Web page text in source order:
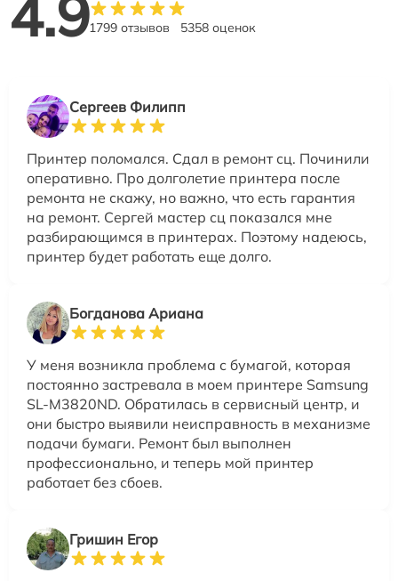
4.91799 отзывов 5358 оценок
Сергеев Филипп
Принтер поломался. Сдал в ремонт сц. Починили
оперативно. Про долголетие принтера после
ремонта не скажу, но важно, что есть гарантия
на ремонт. Сергей мастер сц показался мне
разбирающимся в принтерах. Поэтому надеюсь,
принтер будет работать еще долго.
Богданова Ариана
У меня возникла проблема с бумагой, которая
постоянно застревала в моем принтере Samsung
SL-M3820ND. Обратилась в сервисный центр, и
они быстро выявили неисправность в механизме
подачи бумаги. Ремонт был выполнен
профессионально, и теперь мой принтер
работает без сбоев.
Гришин Егор